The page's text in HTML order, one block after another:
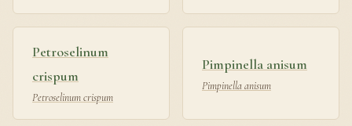
Petroselinum
crispum
Petroselinum crispum
Pimpinella anisum
Pimpinella anisum